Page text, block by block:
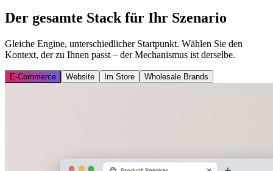
Der gesamte Stack für Ihr Szenario
Gleiche Engine, unterschiedlicher Startpunkt. Wählen Sie den
Kontext, der zu Ihnen passt – der Mechanismus ist derselbe.
E-Commerce Website Im Store Wholesale Brands